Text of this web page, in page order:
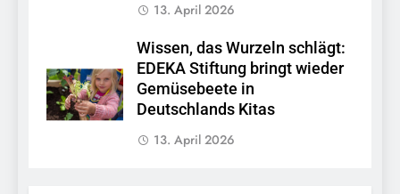
13. April 2026
Wissen, das Wurzeln schlägt:
EDEKA Stiftung bringt wieder
Gemüsebeete in
Deutschlands Kitas
13. April 2026